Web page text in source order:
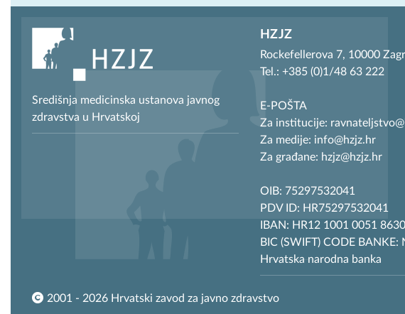
Središnja medicinska ustanova javnog
zdravstva u Hrvatskoj
HZJZ
Rockefellerova 7, 10000
Tel.: +385 (0)1/48 63 222
E-POŠTA
Za institucije:
Za medije: info@hzjz.hr
Za građane: hzjz@hzjz.hr
OIB: 75297532041
PDV ID: HR75297532041
IBAN: HR12 1001 0051
BIC (SWIFT) CODE BANKE:
Hrvatska narodna banka
2001 - 2026 Hrvatski zavod za javno zdravstvo